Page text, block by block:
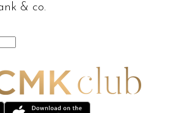
& co.